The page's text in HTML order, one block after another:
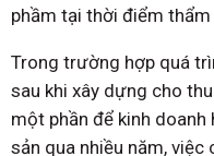
phầm tại thời điểm thẩm
Trong trường hợp quá
sau khi xây dựng cho
một phần để kinh
sản qua nhiều năm,